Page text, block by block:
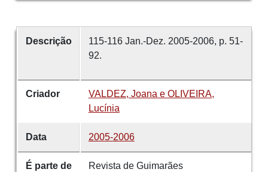
Descrição
115-116 Jan.-Dez. 2005-2006, p. 51-
92.
Criador
VALDEZ, Joana e OLIVEIRA,
Lucínia
Data 2005-2006
É parte de Revista de Guimarães